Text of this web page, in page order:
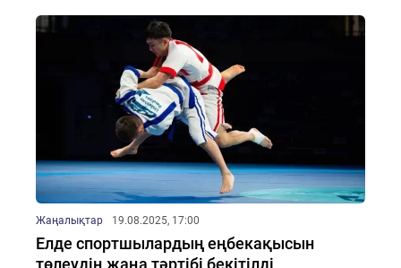
Жаңалықтар 19.08.2025, 17:00
Елде спортшылардың еңбекақысын
төлеудің жаңа тәртібі бекітілді